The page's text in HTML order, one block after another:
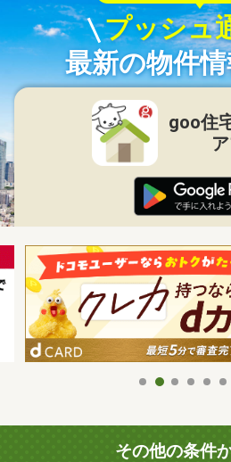
プッシュ
最新の物件
goo住
その他の条件